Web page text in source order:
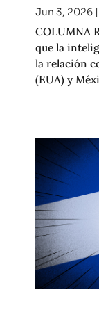
Jun 3, 2026|
COLUMNA
que la
la relación
(EUA) y